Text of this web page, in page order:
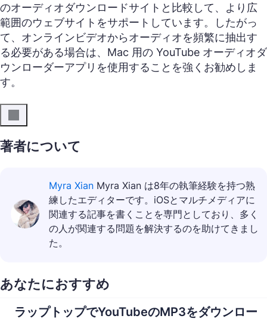
のオーディオダウンロードサイトと比較して、より広
範囲のウェブサイトをサポートしています。したがっ
て、オンラインビデオからオーディオを頻繁に抽出す
る必要がある場合は、Mac 用の YouTube オーディオダ
ウンローダーアプリを使用することを強くお勧めしま
す。
著者について
Myra Xian Myra Xian は8年の執筆経験を持つ熟
練したエディターです。iOSとマルチメディアに
関連する記事を書くことを専門としており、多く
の人が関連する問題を解決するのを助けてきまし
た。
あなたにおすすめ
ラップトップでYouTubeのMP3をダウンロー